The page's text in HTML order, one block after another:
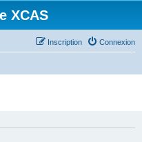
XCAS
Connexion
Inscription